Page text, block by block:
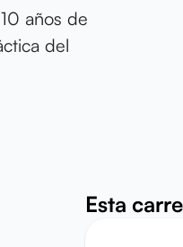
años de
del
Esta